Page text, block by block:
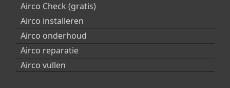
Airco Check (gratis)
Airco installeren
Airco onderhoud
Airco reparatie
Airco vullen